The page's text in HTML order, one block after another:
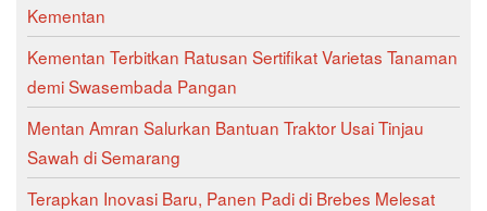
Kementan
Kementan Terbitkan Ratusan Sertifikat Varietas Tanaman
demi Swasembada Pangan
Mentan Amran Salurkan Bantuan Traktor Usai Tinjau
Sawah di Semarang
Terapkan Inovasi Baru, Panen Padi di Brebes Melesat